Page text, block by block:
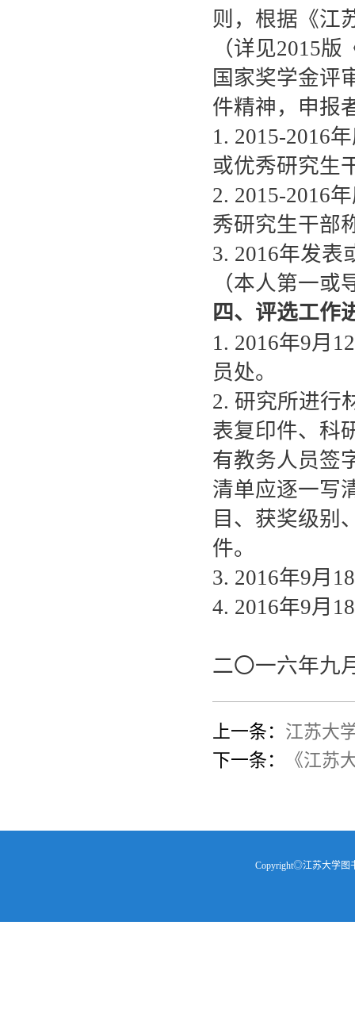
则，根据《江
（详见2015
国家奖学金评
件精神，申报
1. 2015-2016
或优秀研究生
2. 2015-2016
秀研究生干部
3. 2016年发表
（本人第一
四、评选工作
1. 2016年9月
员处。
2. 研究所进行
表复印件、科
有教务人员签
清单应逐一写
目、获奖级别
件。
3. 2016年9月
4. 2016年9月
二〇一六年九
上一条： 江苏大
下一条：
《江苏
Copyright◎江苏大学图